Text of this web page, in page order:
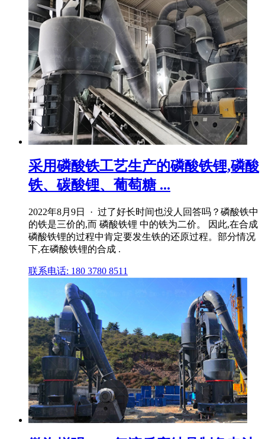
采用磷酸铁工艺生产的磷酸铁锂,磷酸
铁、碳酸锂、葡萄糖 ...
2022年8月9日 · 过了好长时间也没人回答吗？磷酸铁中
的铁是三价的,而 磷酸铁锂 中的铁为二价。 因此,在合成
磷酸铁锂的过程中肯定要发生铁的还原过程。部分情况
下,在磷酸铁锂的合成 .
联系电话: 180 3780 8511